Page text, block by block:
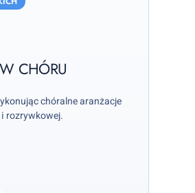
CHÓRU
chóralne aranżacje
rozrywkowej.